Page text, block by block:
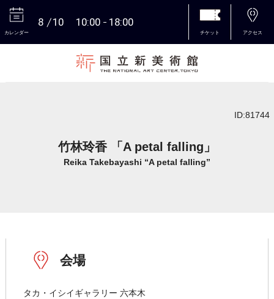
カレンダー
8 10 10:00 18:00
チケット アクセス
ID:81744
竹林玲香 「A petal falling」
Reika Takebayashi “A petal falling”
会場
タカ・イシイギャラリー 六本木